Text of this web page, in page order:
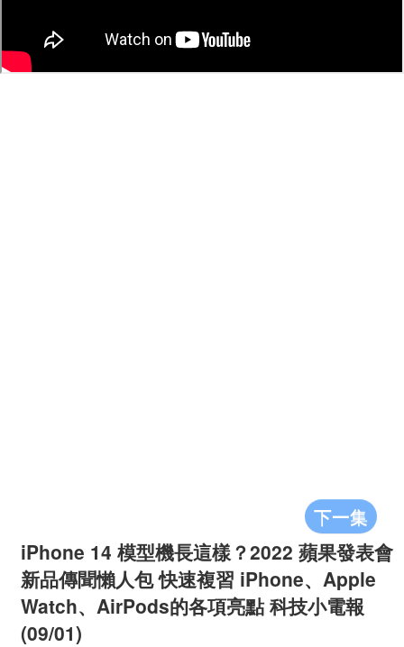
下一集
iPhone 14 模型機長這樣？2022 蘋果發表會
新品傳聞懶人包 快速複習 iPhone、Apple
Watch、AirPods的各項亮點 科技小電報
(09/01)